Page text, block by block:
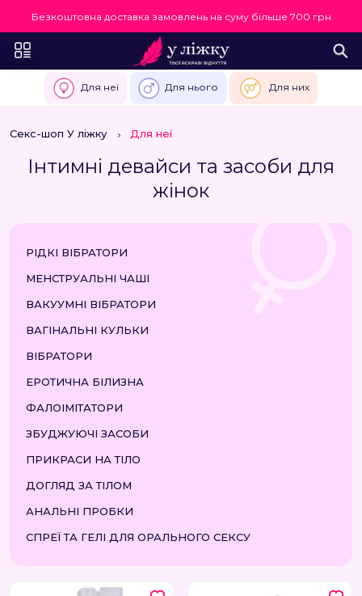
Безкоштовна доставка замовлень на суму більше 700 грн
Для неї Для нього Для них
Секс-шоп У ліжку Для неї
Інтимні девайси та засоби для
жінок
РІДКІ ВІБРАТОРИ
МЕНСТРУАЛЬНІ ЧАШІ
ВАКУУМНІ ВІБРАТОРИ
ВАГІНАЛЬНІ КУЛЬКИ
ВІБРАТОРИ
ЕРОТИЧНА БІЛИЗНА
ФАЛОІМІТАТОРИ
ЗБУДЖУЮЧІ ЗАСОБИ
ПРИКРАСИ НА ТІЛО
ДОГЛЯД ЗА ТІЛОМ
АНАЛЬНІ ПРОБКИ
СПРЕЇ ТА ГЕЛІ ДЛЯ ОРАЛЬНОГО СЕКСУ